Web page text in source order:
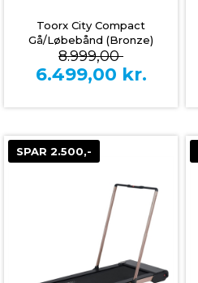
Toorx City Compact
Gå/Løbebånd (Bronze)
8.999,00
6.499,00 kr.
SPAR 2.500,-